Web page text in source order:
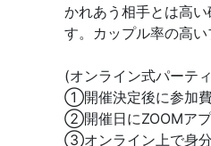
かれあう相手とは高
す。カップル率の高
(オンライン式パーテ
①開催決定後に参加
②開催日にZOOMアプ
③オンライン上で身分